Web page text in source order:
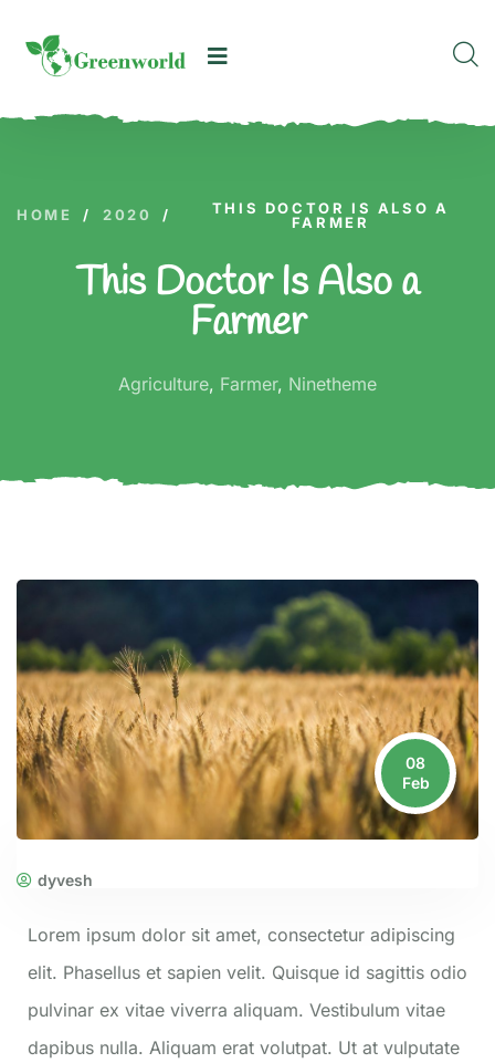
HOME / 2020 /
THIS DOCTOR IS ALSO A
FARMER
This Doctor Is Also a
Farmer
Agriculture, Farmer, Ninetheme
08
Feb
dyvesh
Lorem ipsum dolor sit amet, consectetur adipiscing
elit. Phasellus et sapien velit. Quisque id sagittis odio
pulvinar ex vitae viverra aliquam. Vestibulum vitae
dapibus nulla. Aliquam erat volutpat. Ut at vulputate